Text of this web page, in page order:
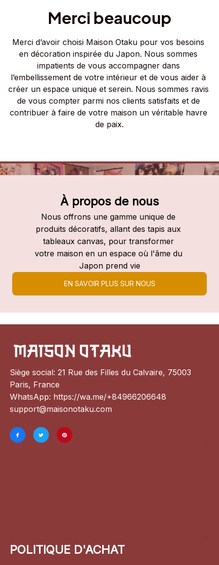
Merci beaucoup
Merci d’avoir choisi Maison Otaku pour vos besoins
en décoration inspirée du Japon. Nous sommes
impatients de vous accompagner dans
l’embellissement de votre intérieur et de vous aider à
créer un espace unique et serein. Nous sommes ravis
de vous compter parmi nos clients satisfaits et de
contribuer à faire de votre maison un véritable havre
de paix.
À propos de nous
Nous offrons une gamme unique de
produits décoratifs, allant des tapis aux
tableaux canvas, pour transformer
votre maison en un espace où l'âme du
Japon prend vie
EN SAVOIR PLUS SUR NOUS
Siège social: 21 Rue des Filles du Calvaire, 75003
Paris, France
WhatsApp: https://wa.me/+84966206648
support@maisonotaku.com
POLITIQUE D'ACHAT